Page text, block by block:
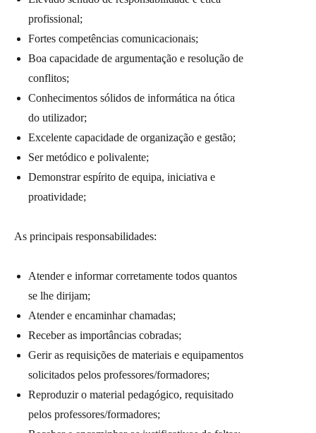
profissional;
Fortes competências comunicacionais;
Boa capacidade de argumentação e resolução de
conflitos;
Conhecimentos sólidos de informática na ótica
do utilizador;
Excelente capacidade de organização e gestão;
Ser metódico e polivalente;
Demonstrar espírito de equipa, iniciativa e
proatividade;
As principais responsabilidades:
Atender e informar corretamente todos quantos
se lhe dirijam;
Atender e encaminhar chamadas;
Receber as importâncias cobradas;
Gerir as requisições de materiais e equipamentos
solicitados pelos professores/formadores;
Reproduzir o material pedagógico, requisitado
pelos professores/formadores;